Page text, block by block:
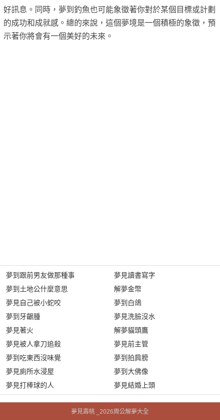
好訊息。同時，夢到釣魚也可能象徵著你對於某個目標或計劃
的成功和成就感。總的來說，這個夢境是一個積極的象徵，預
示著你將會有一個美好的未來。
夢到跟前男友做那種事
夢到土地公什麼意思
夢見自己被小蛇咬
夢到牙齦腫
夢見著火
夢見被人拿刀追殺
夢到吃東西沒味覺
夢見廁所水浸屋
夢見打棒球的人
夢見讀書寫字
解夢金幣
夢到白鴿
夢見洗臉沒水
解夢貓頭鷹
夢見前主管
夢到拍肩膀
夢到大佛像
夢見結婚上頭
夢見壽桃 _2026周公解夢大全